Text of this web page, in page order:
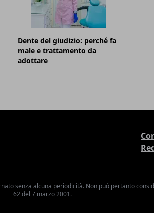
Dente del giudizio: perché fa
male e trattamento da
adottare
senza alcuna periodicità. Non può pertanto
62 del 7 marzo 2001.